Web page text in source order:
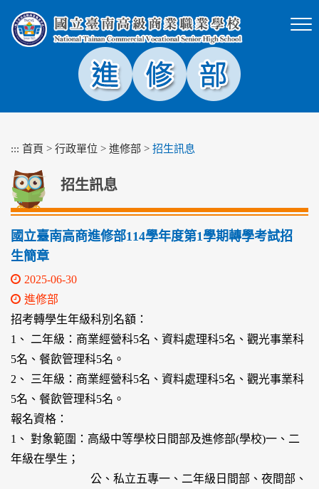
塊
::: 首頁 > 行政單位 > 進修部 > 招生訊息
招生訊息
國立臺南高商進修部114學年度第1學期轉學考試招
生簡章
2025-06-30
進修部
招考轉學生年級科別名額：
1、 二年級：商業經營科5名、資料處理科5名、觀光事業科
5名、餐飲管理科5名。
2、 三年級：商業經營科5名、資料處理科5名、觀光事業科
5名、餐飲管理科5名。
報名資格：
1、 對象範圍：高級中等學校日間部及進修部(學校)一、二
年級在學生；
公、私立五專一、二年級日間部、夜間部、